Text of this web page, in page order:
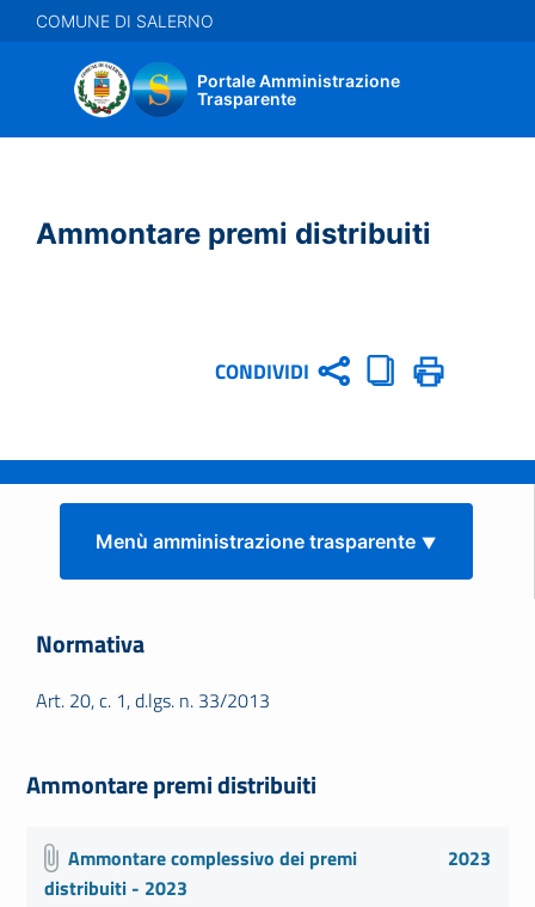
Salta
al
COMUNE DI SALERNO
Portale Amministrazione
Trasparente
Ammontare premi distribuiti
CONDIVIDI
Menù amministrazione trasparente ⯆
Normativa
Art. 20, c. 1, d.lgs. n. 33/2013
Ammontare premi distribuiti
Ammontare complessivo dei premi
distribuiti - 2023
2023